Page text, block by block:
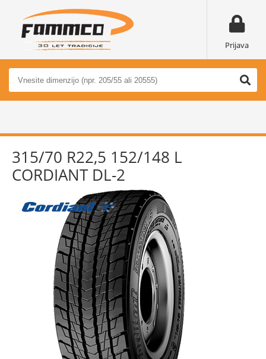
Prijava
315/70 R22,5 152/148 L
CORDIANT DL-2